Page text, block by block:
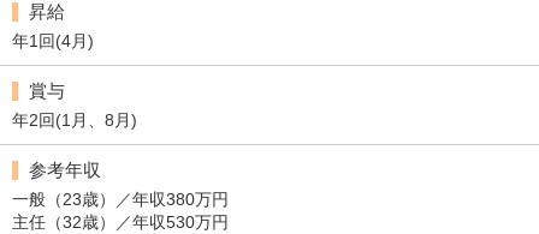
昇給
年1回(4月)
賞与
年2回(1月、8月)
参考年収
一般（23歳）／年収380万円
主任（32歳）／年収530万円